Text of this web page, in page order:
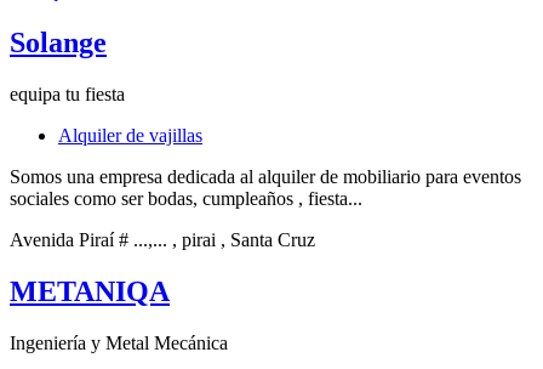
Solange
equipa tu fiesta
Alquiler de vajillas
Somos una empresa dedicada al alquiler de mobiliario para eventos
sociales como ser bodas, cumpleaños , fiesta...
Avenida Piraí # ...,... , pirai , Santa Cruz
METANIQA
Ingeniería y Metal Mecánica